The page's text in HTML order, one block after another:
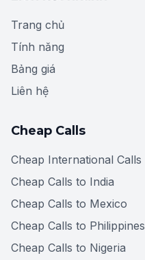
Trang chủ
Tính năng
Bảng giá
Liên hệ
Cheap Calls
Cheap International Calls
Cheap Calls to India
Cheap Calls to Mexico
Cheap Calls to Philippines
Cheap Calls to Nigeria